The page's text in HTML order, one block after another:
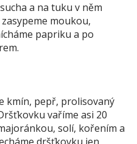
a na tuku v něm
moukou,
papriku a po
kmín, pepř, prolisovaný
vaříme asi 20
solí, kořením a